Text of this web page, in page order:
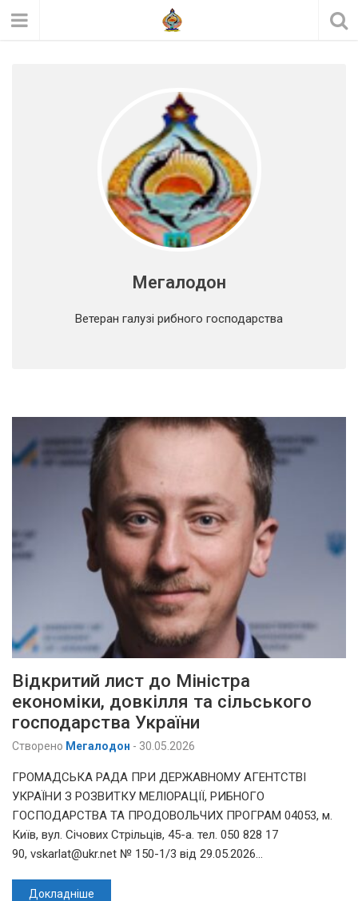
Мегалодон
Ветеран галузі рибного господарства
Відкритий лист до Міністра
економіки, довкілля та сільського
господарства України
Створено Мегалодон - 30.05.2026
ГРОМАДСЬКА РАДА ПРИ ДЕРЖАВНОМУ АГЕНТСТВІ
УКРАЇНИ З РОЗВИТКУ МЕЛІОРАЦІЇ, РИБНОГО
ГОСПОДАРСТВА ТА ПРОДОВОЛЬЧИХ ПРОГРАМ 04053, м.
Київ, вул. Січових Стрільців, 45-а. тел. 050 828 17
90, vskarlat@ukr.net № 150-1/3 від 29.05.2026…
Докладніше